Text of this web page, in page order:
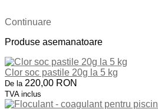
Continuare
Produse asemanatoare
Clor soc pastile 20g la 5 kg
De la 220,00 RON
TVA inclus